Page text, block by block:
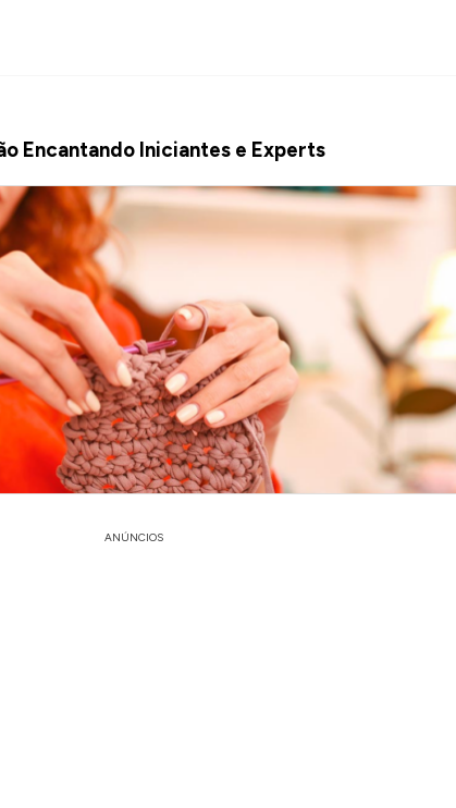
Encantando Iniciantes e Experts
ANÚNCIOS